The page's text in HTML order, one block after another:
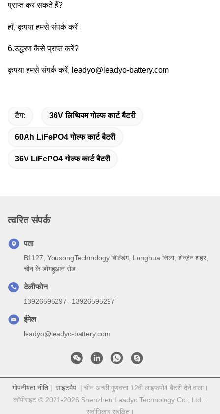
प्राप्त कर सकते हैं?
हाँ, कृपया हमसे संपर्क करें।
6.उद्धरण कैसे प्राप्त करें?
कृपया हमसे संपर्क करें, leadyo@leadyo-battery.com
टैग: 36V लिथियम गोल्फ कार्ट बैटरी
60Ah LiFePO4 गोल्फ कार्ट बैटरी
36V LiFePO4 गोल्फ कार्ट बैटरी
त्वरित संपर्क
पता
B1127, YousongTechnology बिल्डिंग, Longhua जिला, शेन्ज़ेन शहर,
चीन के डोंगहुआन रोड
टेलीफोन
13926595297--13926595297
ईमेल
leadyo@leadyo-battery.com
गोपनीयता नीति| साइटमैप| चीन अच्छी गुणवत्ता 12वी लाइफपो4 बैटरी देने वाला।
कॉपीराइट © 2021-2026 Shenzhen Leadyo Technology Co., Ltd. .
सर्वाधिकार सुरक्षित।